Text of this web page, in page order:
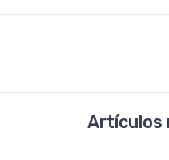
Artículos